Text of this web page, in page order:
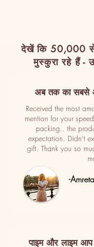
देखें कि 50,000 से
मुस्कुरा रहे हैं -
अब तक का सबसे
Received the most
mention for your
packing.. the
expectation. Didn't
gift. Thank you so
-
पाइम और लाइम